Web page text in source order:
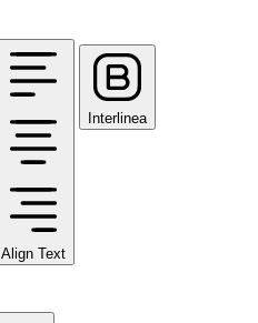
Align Text
Interlinea